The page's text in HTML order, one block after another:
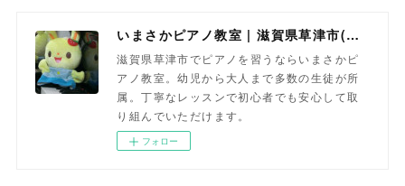
いまさかピアノ教室 | 滋賀県草津市(南草津)のピアノ教室
滋賀県草津市でピアノを習うならいまさかピ
アノ教室。幼児から大人まで多数の生徒が所
属。丁寧なレッスンで初心者でも安心して取
り組んでいただけます。
フォロー